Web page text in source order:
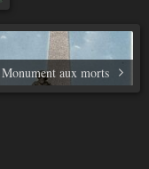
Monument aux morts